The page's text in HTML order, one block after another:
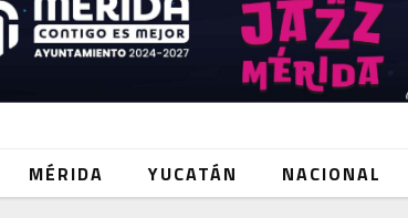
MÉRIDA YUCATÁN NACIONAL